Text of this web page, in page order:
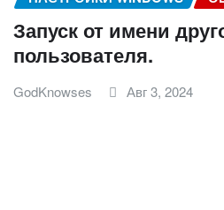
Запуск от имени
пользователя.
GodKnowses Авг 3, 2024